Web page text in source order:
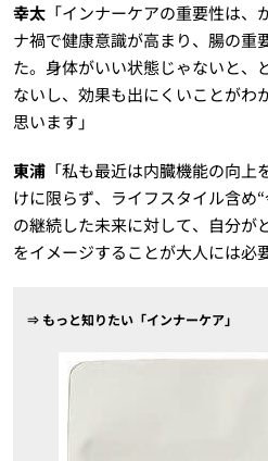
幸太「インナーケアの重要性は、
ナ禍で健康意識が高まり、腸の重
た。身体がいい状態じゃないと、
ないし、効果も出にくいことがわ
思います」
東浦「私も最近は内臓機能の向上
けに限らず、ライフスタイル含め
の継続した未来に対して、自分が
をイメージすることが大人には必
⇒ もっと知りたい「インナーケア」